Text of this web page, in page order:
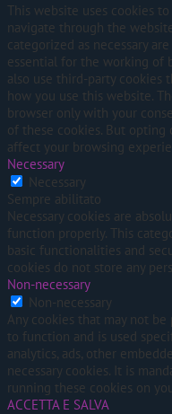
This website uses cookies
navigate through the
categorized as necessary
essential for the working of
also use third-party cookies
how you use this website.
browser only with your
of these cookies. But
affect your browsing
Necessary
Necessary
Sempre abilitato
Necessary cookies are
function properly. This
basic functionalities and
cookies do not store any
Non-necessary
Non-necessary
Any cookies that may not
to function and is used
analytics, ads, other
necessary cookies. It is
running these cookies on
ACCETTA E SALVA